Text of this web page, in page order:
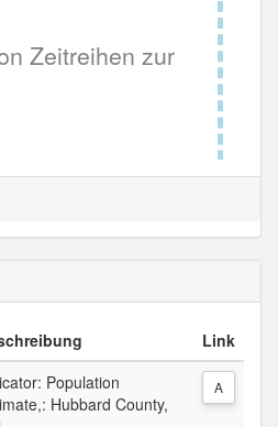
Zeitreihen zur
Link
Population
Hubbard County,
A